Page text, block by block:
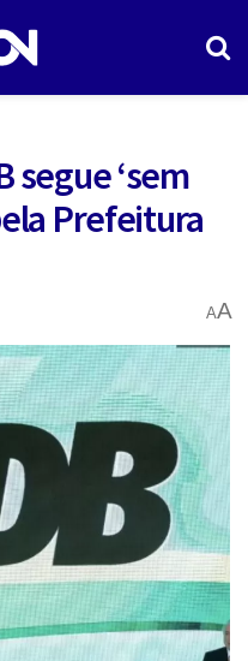
segue ‘sem
Prefeitura
AA